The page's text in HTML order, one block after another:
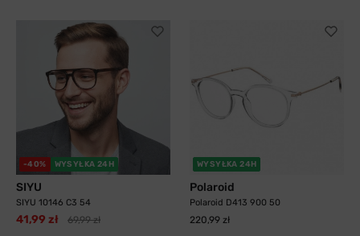
-40% WYSYŁKA 24H
SIYU
SIYU 10146 C3 54
41,99 zł 69,99 zł
WYSYŁKA 24H
Polaroid
Polaroid D413 900 50
220,99 zł